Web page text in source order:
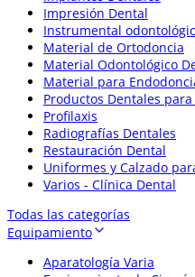
Impresión Dental
Instrumental
Material de Ortodoncia
Material Odontológico
Material para
Productos Dentales para
Profilaxis
Radiografías Dentales
Restauración Dental
Uniformes y Calzado
Varios - Clínica Dental
Todas las categorías
Equipamiento
Aparatología Varia